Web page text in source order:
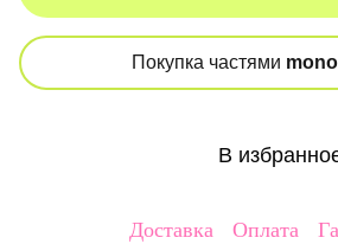
Покупка частями
В
Доставка Оплата